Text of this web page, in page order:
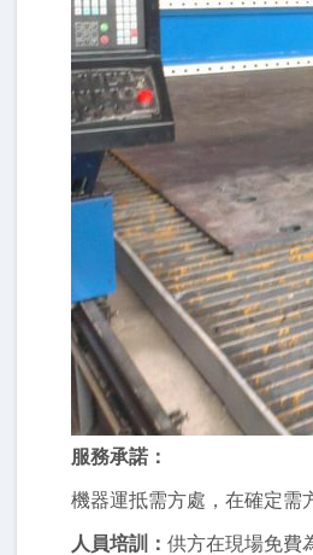
服務承諾：
機器運抵需方處，在確定需
人員培訓： 供方在現場免費